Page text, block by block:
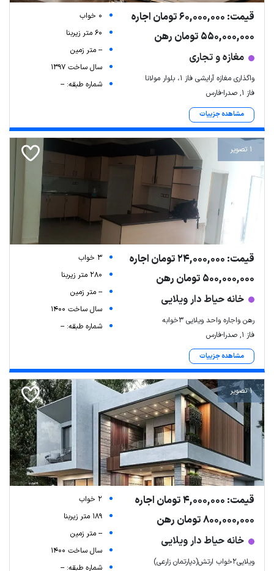
قیمت: 60,000,000 تومان اجاره
550,000,000 تومان رهن
مغازه و تجاری
واگذاری مغازه آرایشی فاز ۱، بلوار مولانا
فاز ۱, صدرا-فارس
مشاهده جزییات
0 خواب
60 متر زیربنا
-- متر زمین
سال ساخت 1397
شماره طبقه: --
1 تصویر
قیمت: 24,000,000 تومان اجاره
500,000,000 تومان رهن
خانه حیاط دار ویلایی
رهن واجاره واحد ویلایی ۳خوابه
فاز ۱, صدرا-فارس
مشاهده جزییات
3 خواب
280 متر زیربنا
-- متر زمین
سال ساخت 1400
شماره طبقه: --
1 تصویر
قیمت: 4,000,000 تومان اجاره
800,000,000 تومان رهن
خانه حیاط دار ویلایی
ویلایی۲خواب ارتش(دپارتمان زارعی)
2 خواب
189 متر زیربنا
-- متر زمین
سال ساخت 1400
شماره طبقه: --